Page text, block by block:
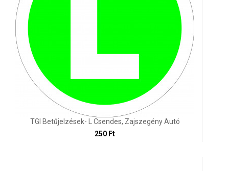
TGI Betűjelzések- L Csendes, Zajszegény Autó
250 Ft